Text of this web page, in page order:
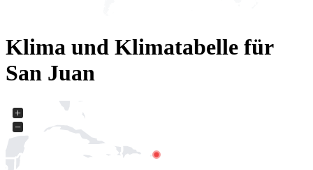
Klima und Klimatabelle für
San Juan
+
−